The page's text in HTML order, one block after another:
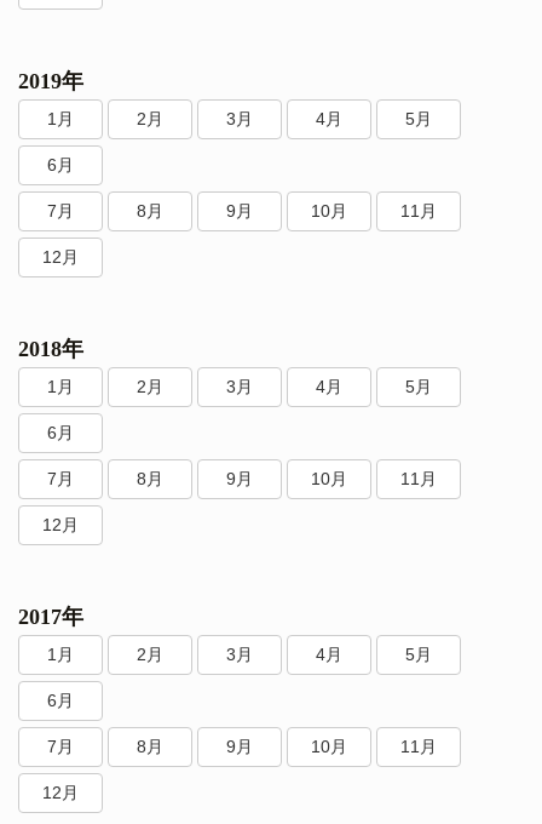
2019年
1月 2月 3月 4月 5月
6月
7月 8月 9月 10月 11月
12月
2018年
1月 2月 3月 4月 5月
6月
7月 8月 9月 10月 11月
12月
2017年
1月 2月 3月 4月 5月
6月
7月 8月 9月 10月 11月
12月